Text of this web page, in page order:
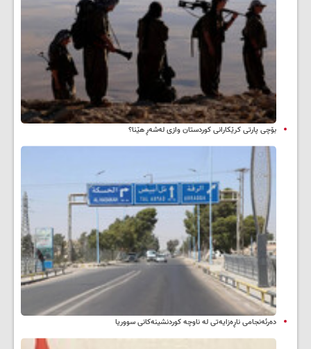
بۆچی پارتی کرێکارانی کوردستان وازی لەشەڕ هێنا؟
دەرئەنجامی ناڕەزایەتی لە ناوچە کوردنشینەکانی سووریا